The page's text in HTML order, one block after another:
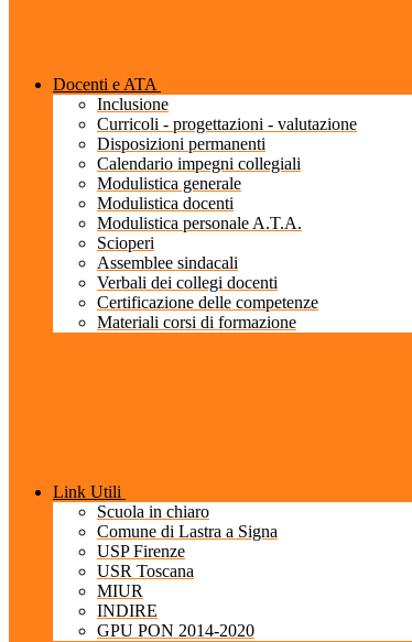
Docenti e ATA
Inclusione
Curricoli - progettazioni - valutazione
Disposizioni permanenti
Calendario impegni collegiali
Modulistica generale
Modulistica docenti
Modulistica personale A.T.A.
Scioperi
Assemblee sindacali
Verbali dei collegi docenti
Certificazione delle competenze
Materiali corsi di formazione
Link Utili
Scuola in chiaro
Comune di Lastra a Signa
USP Firenze
USR Toscana
MIUR
INDIRE
GPU PON 2014-2020